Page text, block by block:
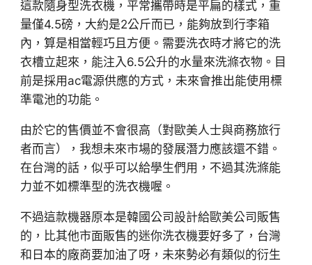
這款隨身型洗衣機，平常攜帶時是平扁的樣式，重
量僅4.5磅，大約是2公斤而已，能夠放到行李箱
內，算是相當輕巧且方便。需要洗衣時才將它的洗
衣槽立起來，能注入6.5公升的水量來洗滌衣物。目
前是採用ac電源供應的方式，未來會推出能使用標
準電池的功能。
由於它的售價並不會很高（對歐美人士與商務旅行
者而言），我想未來市場的發展潛力應該還不錯。
在台灣的話，似乎可以給學生們用，不過其洗滌能
力並不如標準型的洗衣機喔。
不過這款機器原本是韓國公司設計給歐美公司販售
的，比其他市面販售的迷你洗衣機要好多了，台灣
和日本的廠商要加油了呀，未來勢必有類似的衍生